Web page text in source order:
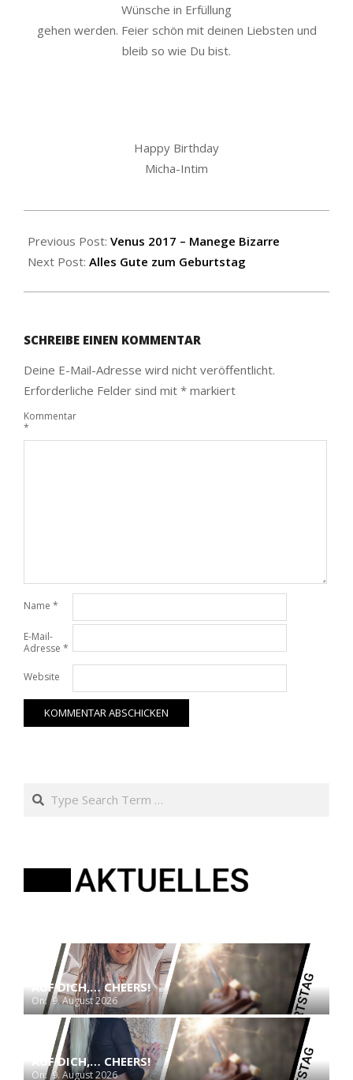
Wünsche in Erfüllung
gehen werden. Feier schön mit deinen Liebsten und
bleib so wie Du bist.
Happy Birthday
Micha-Intim
06-
12
Previous Post: Venus 2017 – Manege Bizarre
Next Post: Alles Gute zum Geburtstag
SCHREIBE EINEN KOMMENTAR
Deine E-Mail-Adresse wird nicht veröffentlicht.
Erforderliche Felder sind mit * markiert
Kommentar
*
Name *
E-Mail-
Adresse *
Website
Search
AUF DICH,… CHEERS!
On: 9. August 2026
AUF DICH,… CHEERS!
On: 9. August 2026